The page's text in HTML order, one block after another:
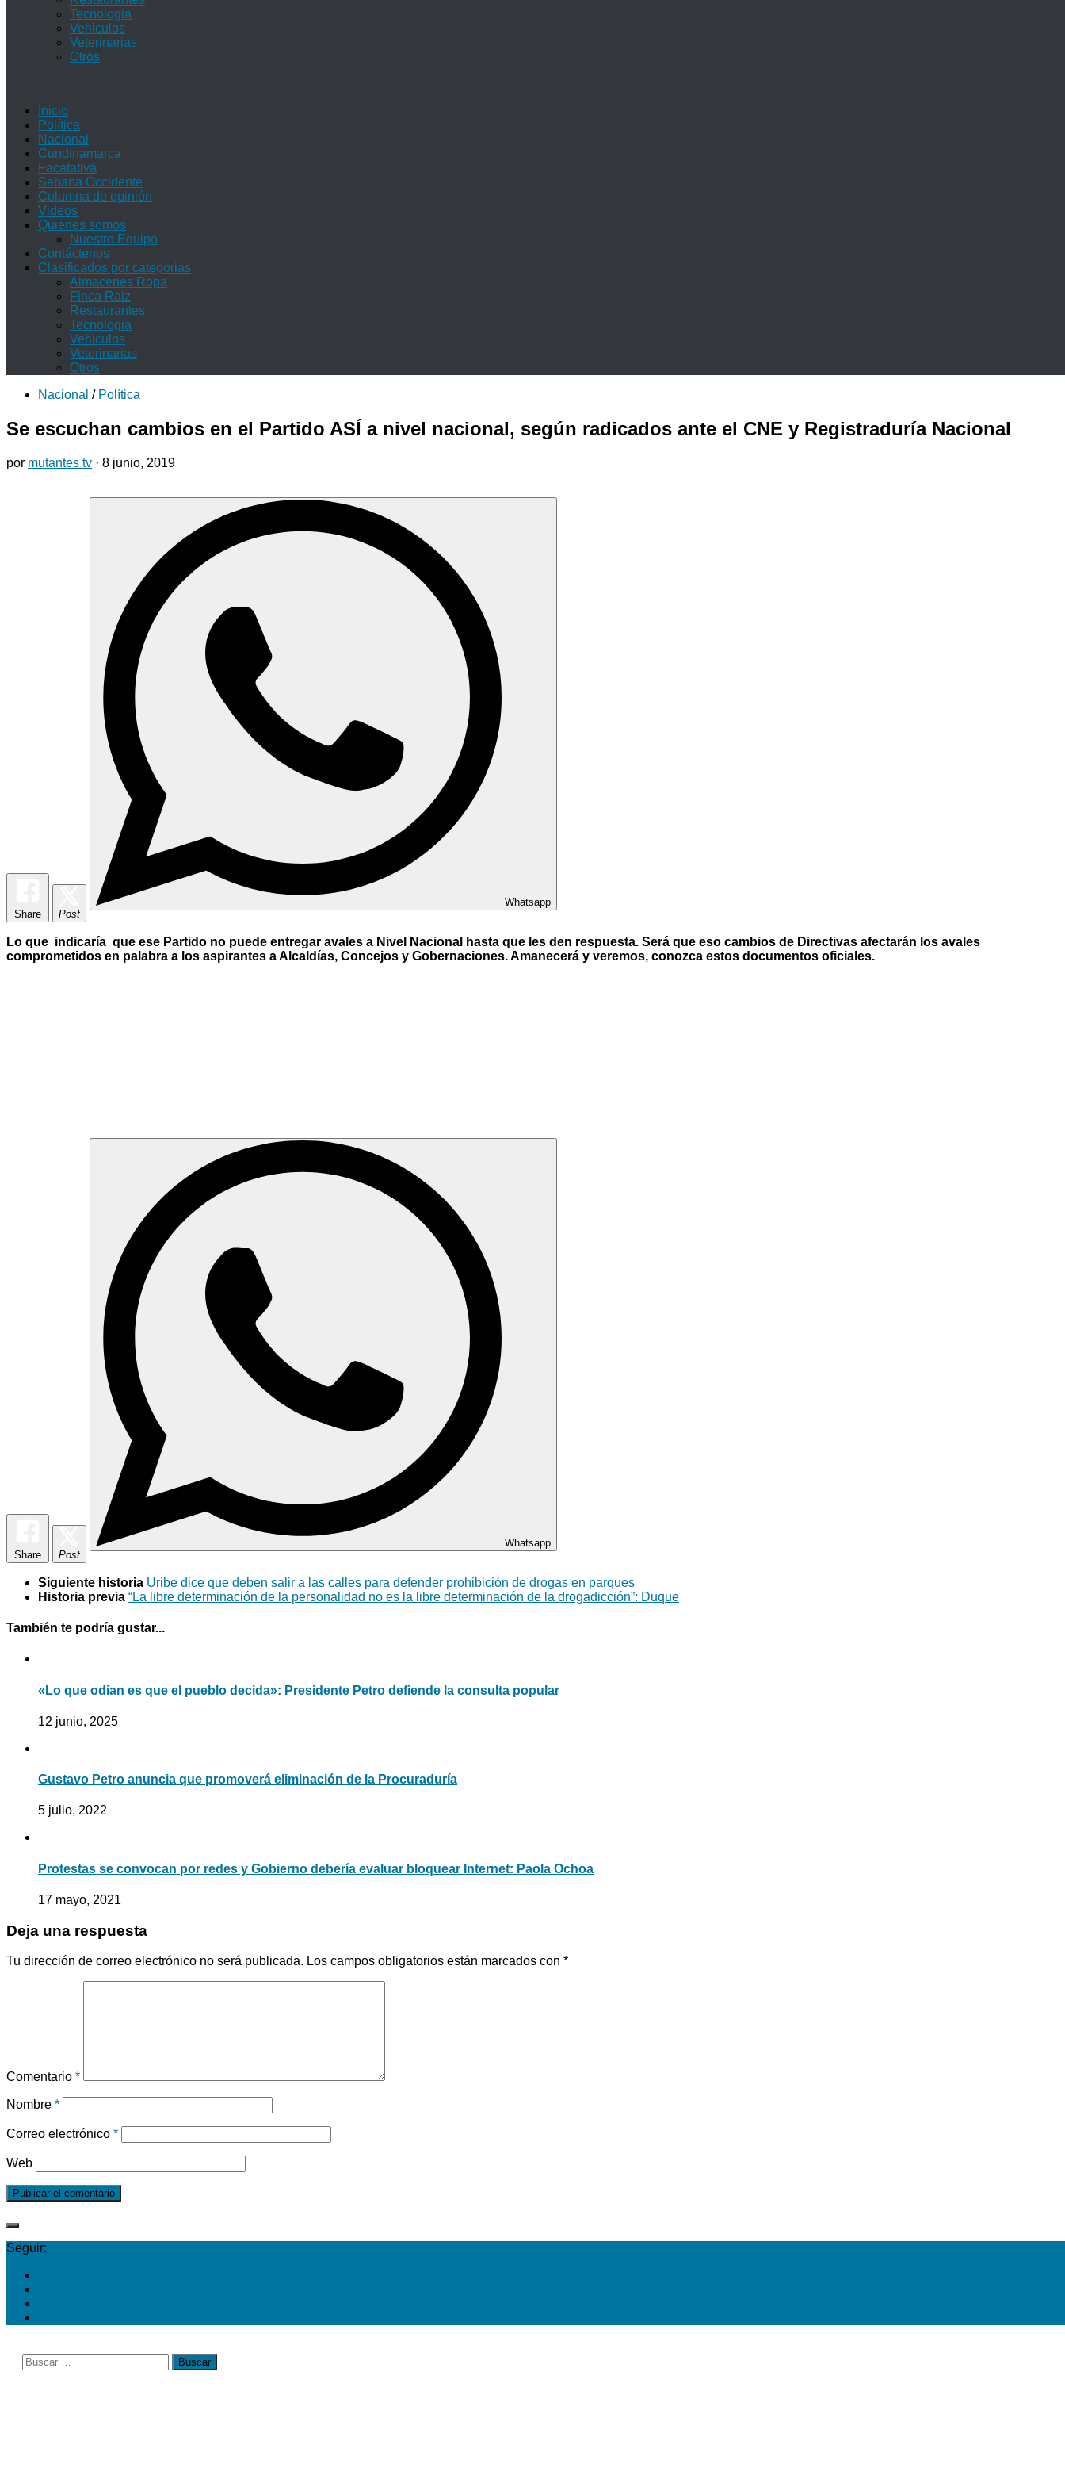
Tecnologia
Vehiculos
Veterinarias
Otros
Inicio
Política
Nacional
Cundinamarca
Facatativá
Sabana Occidente
Columna de opinión
Videos
Quienes somos
Nuestro Equipo
Contáctenos
Clasificados por categorias
Almacenes Ropa
Finca Raiz
Restaurantes
Tecnologia
Vehiculos
Veterinarias
Otros
Nacional / Política
Se escuchan cambios en el Partido ASÍ a nivel nacional, según radicados ante el CNE y Registraduría Nacional
por mutantes tv · 8 junio, 2019
Share Post
Whatsapp
Lo que indicaría que ese Partido no puede entregar avales a Nivel Nacional hasta que les den respuesta. Será que eso cambios de Directivas afectarán los avales
comprometidos en palabra a los aspirantes a Alcaldías, Concejos y Gobernaciones. Amanecerá y veremos, conozca estos documentos oficiales.
Share Post
Whatsapp
Siguiente historia Uribe dice que deben salir a las calles para defender prohibición de drogas en parques
Historia previa “La libre determinación de la personalidad no es la libre determinación de la drogadicción”: Duque
También te podría gustar...
«Lo que odian es que el pueblo decida»: Presidente Petro defiende la consulta popular
12 junio, 2025
Gustavo Petro anuncia que promoverá eliminación de la Procuraduría
5 julio, 2022
Protestas se convocan por redes y Gobierno debería evaluar bloquear Internet: Paola Ochoa
17 mayo, 2021
Deja una respuesta
Tu dirección de correo electrónico no será publicada. Los campos obligatorios están marcados con *
Comentario *
Nombre *
Correo electrónico *
Web
Seguir:
Buscar: